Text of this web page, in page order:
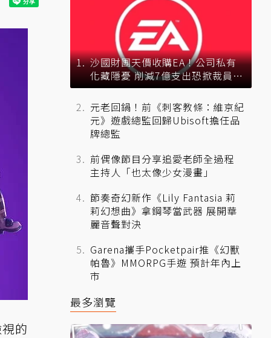
的
沙國財團天價收購EA！公司私有
化藏隱憂 削減7億支出恐掀裁員風
暴？
元老回鍋！前《刺客教條：維京紀
元》遊戲總監回歸Ubisoft擔任品
牌總監
前偶像節目分享追愛老師全過程
主持人「也太像少女漫畫」
節奏奇幻新作《Lily Fantasia 莉
莉幻想曲》拿鋼琴當武器 展開華
麗音聲對決
Garena攜手Pocketpair推《幻獸
帕魯》MMORPG手遊 預計年內上
市
最多瀏覽